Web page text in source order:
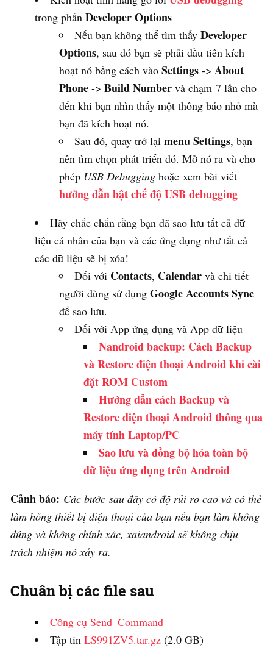
trong phần Developer Options
Nếu bạn không thể tìm thấy Developer
Options, sau đó bạn sẽ phải đầu tiên kích
hoạt nó bằng cách vào Settings -> About
Phone -> Build Number và chạm 7 lần cho
đến khi bạn nhìn thấy một thông báo nhỏ mà
bạn đã kích hoạt nó.
Sau đó, quay trở lại menu Settings, bạn
nên tìm chọn phát triển đó. Mở nó ra và cho
phép USB Debugging hoặc xem bài viết
hưỡng dẫn bật chế độ USB debugging
Hãy chắc chắn rằng bạn đã sao lưu tất cả dữ
liệu cá nhân của bạn và các ứng dụng như tất cả
các dữ liệu sẽ bị xóa!
Đối với Contacts, Calendar và chi tiết
người dùng sử dụng Google Accounts Sync
để sao lưu.
Đối với App ứng dụng và App dữ liệu
Nandroid backup: Cách Backup
và Restore điện thoại Android khi cài
đặt ROM Custom
Hướng dẫn cách Backup và
Restore điện thoại Android thông qua
máy tính Laptop/PC
Sao lưu và đồng bộ hóa toàn bộ
dữ liệu ứng dụng trên Android
Cảnh báo: Các bước sau đây có độ rủi ro cao và có thẻ
làm hỏng thiết bị điện thoại của bạn nếu bạn làm không
đúng và không chính xác, xaiandroid sẽ không chịu
trách nhiệm nó xảy ra.
Chuân bị các file sau
Công cụ Send_Command
Tập tin LS991ZV5.tar.gz (2.0 GB)